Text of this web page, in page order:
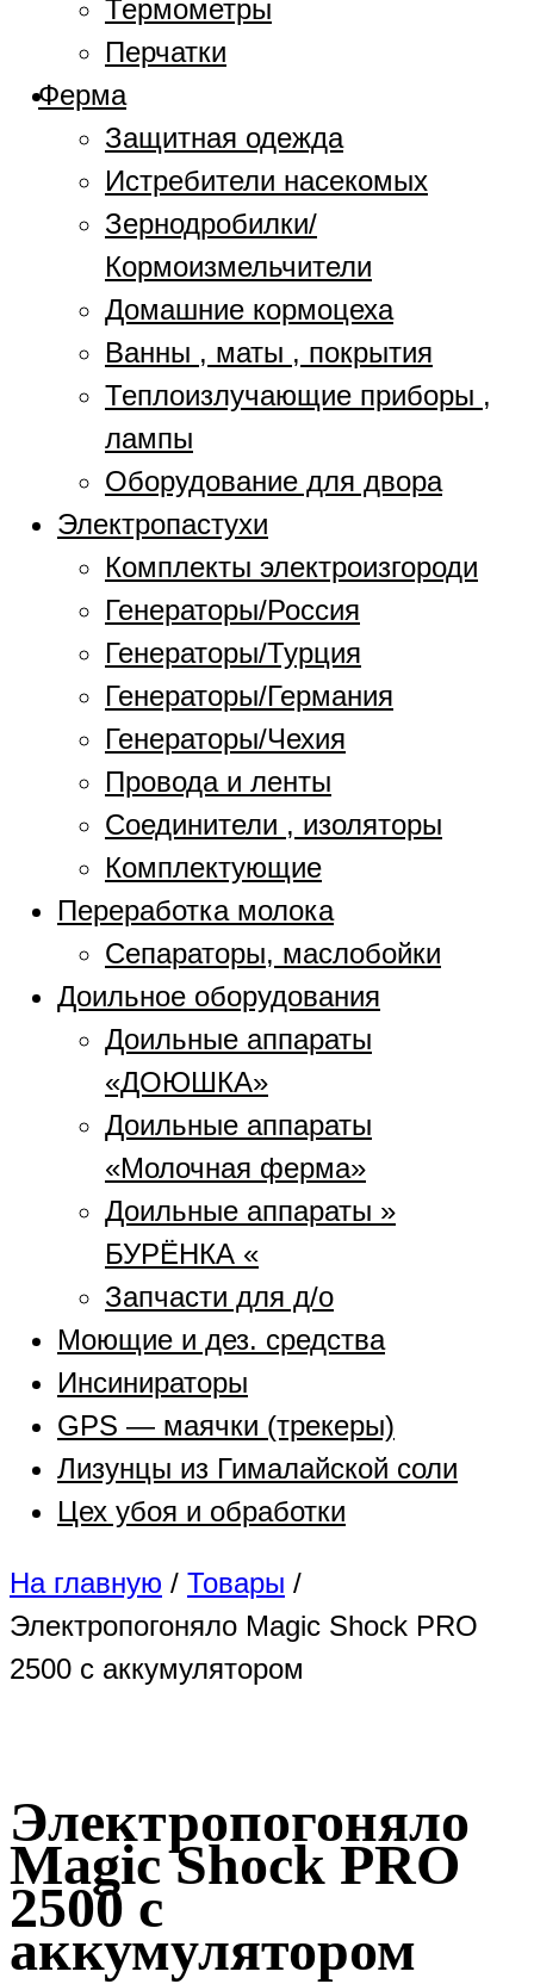
Термометры
Перчатки
Ферма
Защитная одежда
Истребители насекомых
Зернодробилки/
Кормоизмельчители
Домашние кормоцеха
Ванны , маты , покрытия
Теплоизлучающие приборы ,
лампы
Оборудование для двора
Электропастухи
Комплекты электроизгороди
Генераторы/Россия
Генераторы/Турция
Генераторы/Германия
Генераторы/Чехия
Провода и ленты
Соединители , изоляторы
Комплектующие
Переработка молока
Сепараторы, маслобойки
Доильное оборудования
Доильные аппараты
«ДОЮШКА»
Доильные аппараты
«Молочная ферма»
Доильные аппараты »
БУРЁНКА «
Запчасти для д/о
Моющие и дез. средства
Инсинираторы
GPS — маячки (трекеры)
Лизунцы из Гималайской соли
Цех убоя и обработки
На главную / Товары /
Электропогоняло Magic Shock PRO
2500 с аккумулятором
Электропогоняло
Magic Shock PRO
2500 с
аккумулятором